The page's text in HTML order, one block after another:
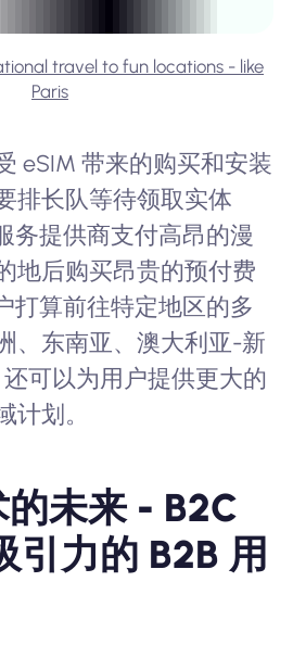
travel to fun locations - like
Paris
eSIM 带来的购买和安装
长队等待领取实体
务提供商支付高昂的漫
地后购买昂贵的预付费
打算前往特定地区的多
、东南亚、澳大利亚-新
可以为用户提供更大的
计划。
未来 - B2C
引力的 B2B 用